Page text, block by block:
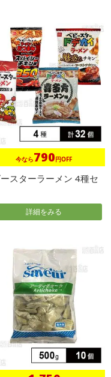
今なら790円OFF
スターラーメン 4種セ
詳細をみる